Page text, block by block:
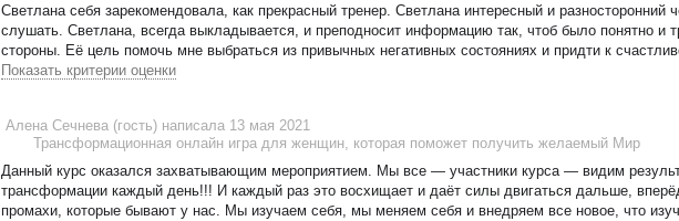
Светлана себя зарекомендовала, как прекрасный тренер. Светлана интересный и разносторонний
слушать. Светлана, всегда выкладывается, и преподносит информацию так, чтоб было понятно и
стороны. Её цель помочь мне выбраться из привычных негативных состояниях и придти к
Показать критерии оценки
Алена Сечнева (гость) написала 13 мая 2021
Трансформационная онлайн игра для женщин, которая поможет получить желаемый Мир
Данный курс оказался захватывающим мероприятием. Мы все — участники курса — видим
трансформации каждый день!!! И каждый раз это восхищает и даёт силы двигаться дальше,
промахи, которые бывают у нас. Мы изучаем себя, мы меняем себя и внедряем все новое, что